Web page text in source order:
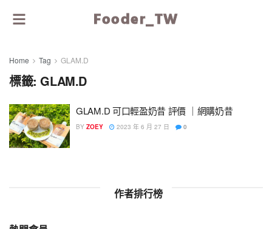
Fooder_TW
Home Tag GLAM.D
標籤:GLAM.D
GLAM.D 可口輕盈奶昔 評價 ｜網購奶昔
BY ZOEY 2023 年 6 月 27 日 0
作者排行榜